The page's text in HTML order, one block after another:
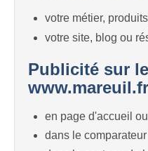
votre métier,
votre site, blog ou
Publicité sur
www.mareuil.fr
en page d'accueil
dans le comparateur